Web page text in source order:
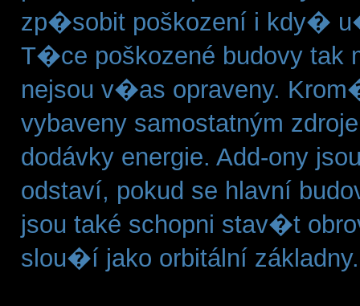
zp�sobit poškození i kdy�
T�ce poškozené budovy tak
nejsou v�as opraveny.
vybaveny samostatným
dodávky energie. Add-ony
odstaví, pokud se hlavní
jsou také schopni stav�t
slou�í jako orbitální základny.